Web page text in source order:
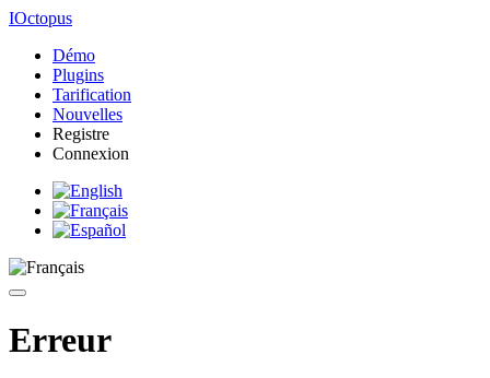
IOctopus
Démo
Plugins
Tarification
Nouvelles
Registre
Connexion
Erreur